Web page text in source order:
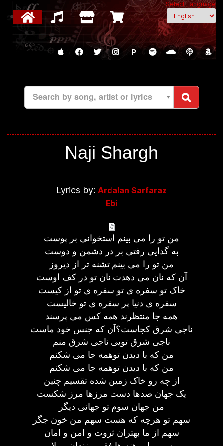
Select Language
P
Search by song, artist or lyrics
Naji Shargh
Lyrics by: Ardalan Sarfaraz
Ebi
من تو را می بینم استخوانی بر پوست
به گدایی رفتی بر در دشمن و دوست
من تو را می بینم تشنه تر از دیروز
آن که نان می دهدت نان تو در کف اوست
خاک تو سفره ی تو سفره ی تو از کیست
سفره ی دنیا پر سفره ی تو خالیست
همه جا منتظرند همه کس می پرسند
ناجی شرق کجاست؟آن که جنس خود ماست
ناجی شرق تویی ناجی شرق منم
من که با دیدن توهمه جا می شکنم
من که با دیدن توهمه جا می شکنم
از چه رو خاک زمین شده تقسیم چنین
یک جهان صدها دست مرزها مرز شکست
من جهان سوم تو جهانی دیگر
سهم تو هرچه که هست سهم من خون جگر
سهم از ما بهتران ثروت و امن و امان